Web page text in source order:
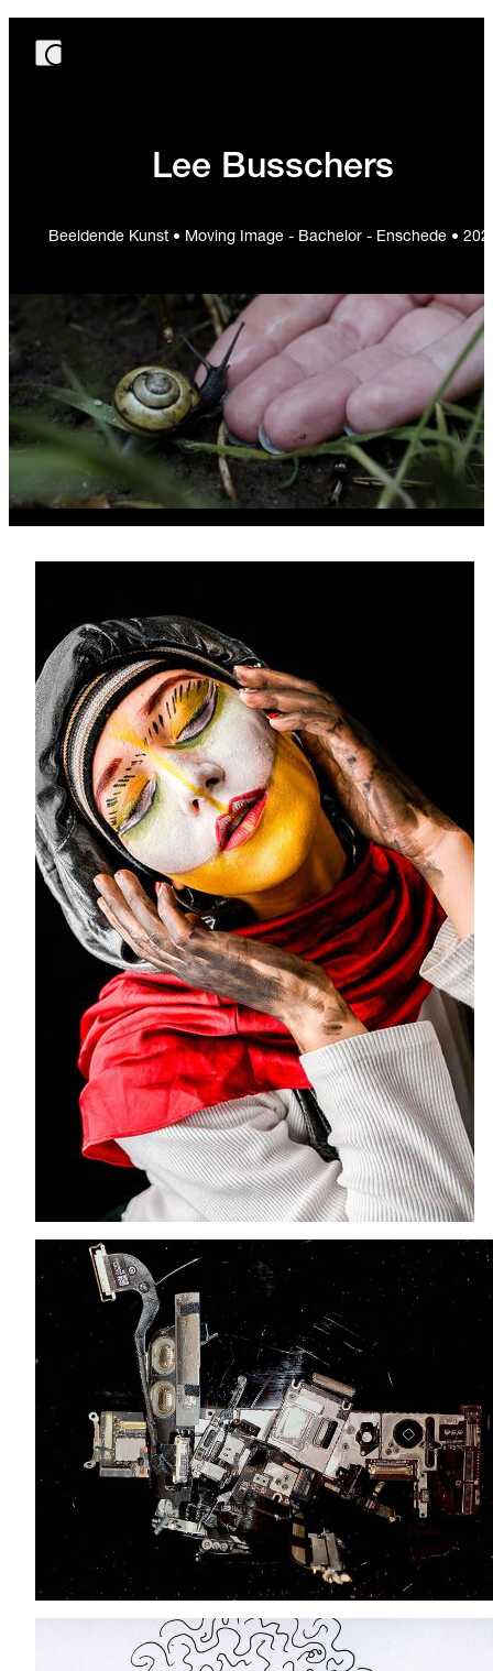
Lee Busschers
Beeldende Kunst • Moving Image - Bachelor - Enschede •